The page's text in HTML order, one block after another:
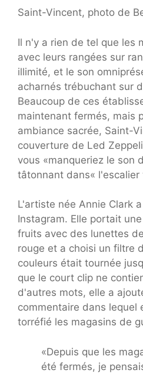
Saint-Vincent, photo de
Il n'y a rien de tel que les
avec leurs rangées sur
illimité, et le son
acharnés trébuchant sur
Beaucoup de ces
maintenant fermés, mais
ambiance sacrée, Saint-
couverture de Led
vous «manqueriez le son
tâtonnant dans« l'escalier
L'artiste née Annie Clark
Instagram. Elle portait
fruits avec des lunettes
rouge et a choisi un filtre
couleurs était tournée
que le court clip ne
d'autres mots, elle a
commentaire dans lequel
torréfié les magasins de
«Depuis que les
été fermés, je